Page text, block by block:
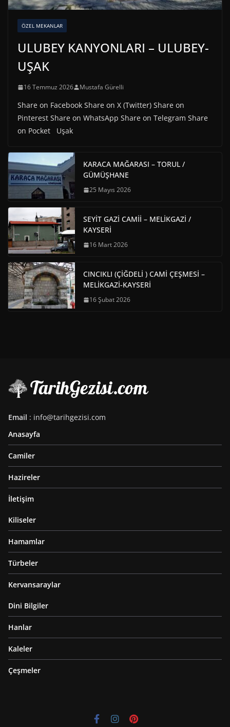
ÖZEL MEKANLAR
ULUBEY KANYONLARI – ULUBEY-
UŞAK
16 Temmuz 2026 Mustafa Gürelli
Share on Facebook Share on X (Twitter) Share on
Pinterest Share on WhatsApp Share on Telegram Share
on Pocket Uşak
KARACA MAĞARASI – TORUL /
GÜMÜŞHANE
25 Mayıs 2026
SEYİT GAZİ CAMİİ – MELİKGAZİ /
KAYSERİ
16 Mart 2026
CINCIKLI (ÇİĞDELİ ) CAMİ ÇEŞMESİ –
MELİKGAZİ-KAYSERİ
16 Şubat 2026
Email : info@tarihgezisi.com
Anasayfa
Camiler
Hazireler
İletişim
Kiliseler
Hamamlar
Türbeler
Kervansaraylar
Dini Bilgiler
Hanlar
Kaleler
Çeşmeler